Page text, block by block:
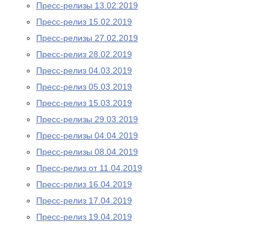
Пресс-релизы 13.02.2019
Пресс-релиз 15.02.2019
Пресс-релизы 27.02.2019
Пресс-релиз 28.02.2019
Пресс-релиз 04.03.2019
Пресс-релиз 05.03.2019
Пресс-релиз 15.03.2019
Пресс-релизы 29.03.2019
Пресс-релизы 04.04.2019
Пресс-релизы 08.04.2019
Пресс-релиз от 11.04.2019
Пресс-релиз 16.04.2019
Пресс-релиз 17.04.2019
Пресс-релиз 19.04.2019